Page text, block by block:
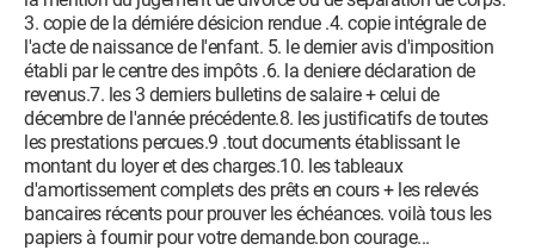
3. copie de la dérniére désicion rendue .4. copie intégrale de
l'acte de naissance de l'enfant. 5. le dernier avis d'imposition
établi par le centre des impôts .6. la deniere déclaration de
revenus.7. les 3 derniers bulletins de salaire + celui de
décembre de l'année précédente.8. les justificatifs de toutes
les prestations percues.9 .tout documents établissant le
montant du loyer et des charges.10. les tableaux
d'amortissement complets des prêts en cours + les relevés
bancaires récents pour prouver les échéances. voilà tous les
papiers à fournir pour votre demande.bon courage...